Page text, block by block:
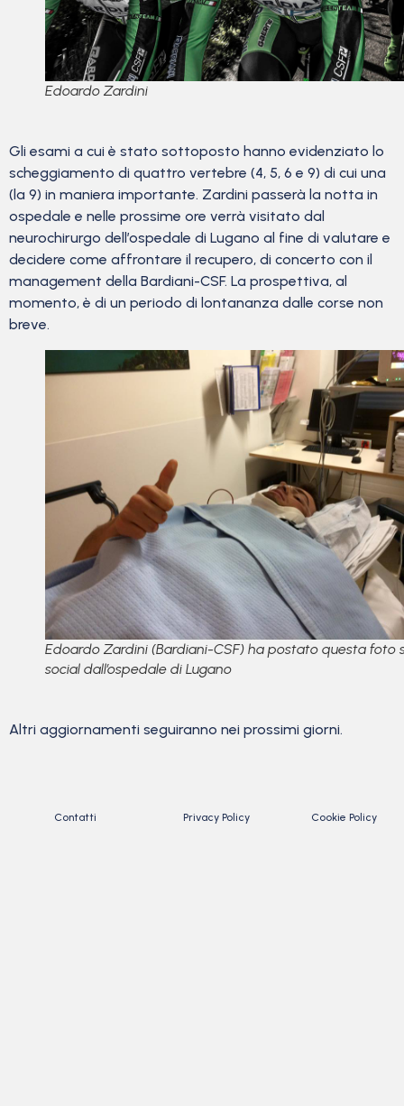
Edoardo Zardini
Gli esami a cui è stato sottoposto hanno evidenziato lo
scheggiamento di quattro vertebre (4, 5, 6 e 9) di cui una
(la 9) in maniera importante. Zardini passerà la notta in
ospedale e nelle prossime ore verrà visitato dal
neurochirurgo dell’ospedale di Lugano al fine di valutare e
decidere come affrontare il recupero, di concerto con il
management della Bardiani-CSF. La prospettiva, al
momento, è di un periodo di lontananza dalle corse non
breve.
Edoardo Zardini (Bardiani-CSF) ha postato questa foto
social dall’ospedale di Lugano
Altri aggiornamenti seguiranno nei prossimi giorni.
Contatti Privacy Policy Cookie Policy